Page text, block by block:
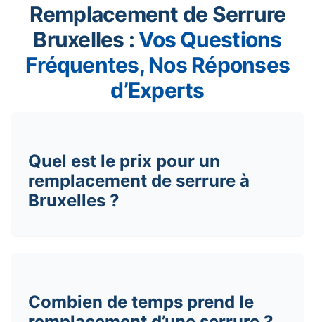
Remplacement de Serrure
Bruxelles :Vos Questions
Fréquentes, Nos Réponses
d’Experts
Quel est le prix pour un
remplacement de serrure à
Bruxelles ?
Combien de temps prend le